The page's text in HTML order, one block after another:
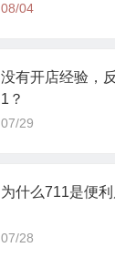
08/04
没有开店经验，
1？
07/29
为什么711是便
07/28